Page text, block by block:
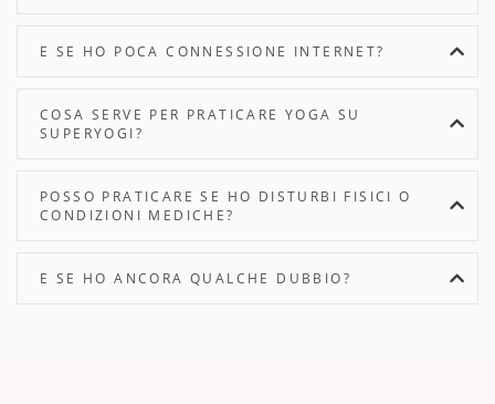
E SE HO POCA CONNESSIONE INTERNET?
COSA SERVE PER PRATICARE YOGA SU
SUPERYOGI?
POSSO PRATICARE SE HO DISTURBI FISICI O
CONDIZIONI MEDICHE?
E SE HO ANCORA QUALCHE DUBBIO?